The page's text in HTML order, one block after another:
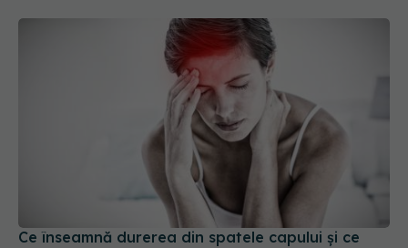
Ce înseamnă durerea din spatele capului și ce